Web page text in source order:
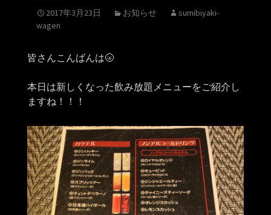
2017年3月23日 お知らせ
sumibiyaki-
wagen
皆さんこんばんは🌝
本日は新しくなった飲み放題メニューをご紹介し
ますね！！！